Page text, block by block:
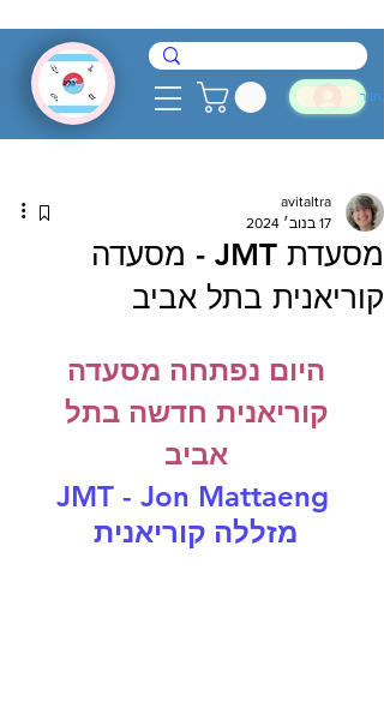
מסעדת JMT - מסעדה
קוריאנית בתל אביב
avitaltra
17 בנוב׳ 2024
היום נפתחה מסעדה
קוריאנית חדשה בתל
אביב
JMT - Jon Mattaeng
מזללה קוריאנית